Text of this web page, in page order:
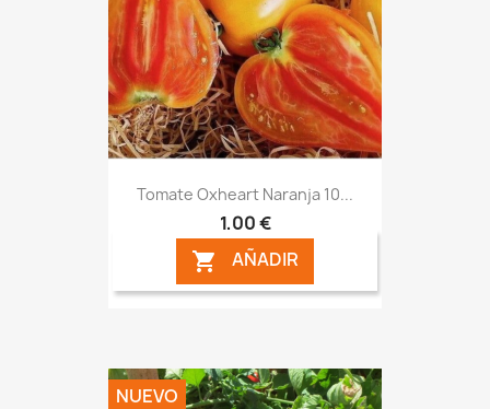
Tomate Oxheart Naranja 10...
1,00 €
 AÑADIR
NUEVO